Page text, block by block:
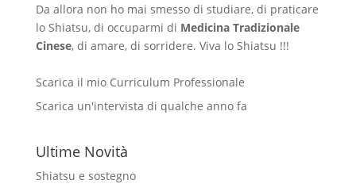
Da allora non ho mai smesso di studiare, di praticare
lo Shiatsu, di occuparmi di Medicina Tradizionale
Cinese, di amare, di sorridere. Viva lo Shiatsu !!!
Scarica il mio Curriculum Professionale
Scarica un'intervista di qualche anno fa
Ultime Novità
Shiatsu e sostegno